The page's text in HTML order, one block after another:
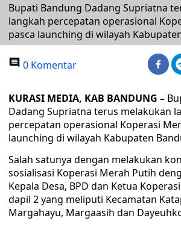
Bupati Bandung Dadang Supriatna
langkah percepatan operasional
pasca launching di wilayah
0 Komentar
KURASI MEDIA, KAB BANDUNG –
Dadang Supriatna terus melakukan
percepatan operasional Koperasi
launching di wilayah Kabupaten
Salah satunya dengan melakukan
sosialisasi Koperasi Merah Putih
Kepala Desa, BPD dan Ketua
dapil 2 yang meliputi Kecamatan
Margahayu, Margaasih dan